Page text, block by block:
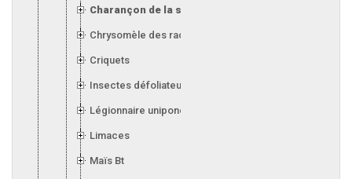
Charançon de la silique (canola)
Chrysomèle des racines du maïs
Criquets
Insectes défoliateurs (soya)
Légionnaire uniponctuée
Limaces
Maïs Bt